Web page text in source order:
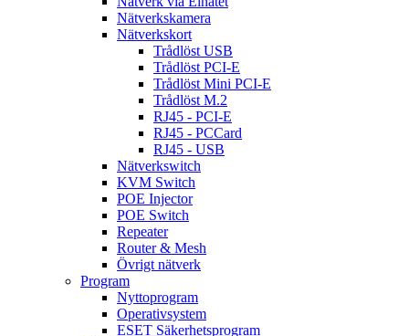
Nätverkskamera
Nätverkskort
Trådlöst USB
Trådlöst PCI-E
Trådlöst Mini PCI-E
Trådlöst M.2
RJ45 - PCI-E
RJ45 - PCCard
RJ45 - USB
Nätverkswitch
KVM Switch
POE Injector
POE Switch
Repeater
Router & Mesh
Övrigt nätverk
Program
Nyttoprogram
Operativsystem
ESET Säkerhetsprogram